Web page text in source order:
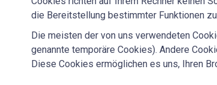
die Bereitstellung bestimmter Funktionen
Die meisten der von uns verwendeten
genannte temporäre Cookies). Andere
Diese Cookies ermöglichen es uns, Ihren